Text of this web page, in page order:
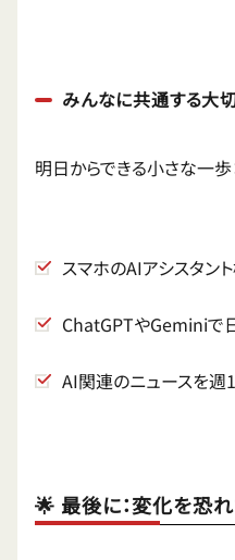
みんなに共通する大
明日からできる小さな一歩
スマホのAIアシスタン
ChatGPTやGeminiで
AI関連のニュースを週
🌟 最後に：変化を恐れ